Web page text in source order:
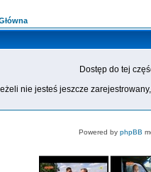
Dostęp do tej
nie jesteś jeszcze
Powered by phpBB